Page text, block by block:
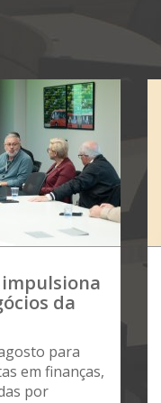
da
para
em finanças,
por